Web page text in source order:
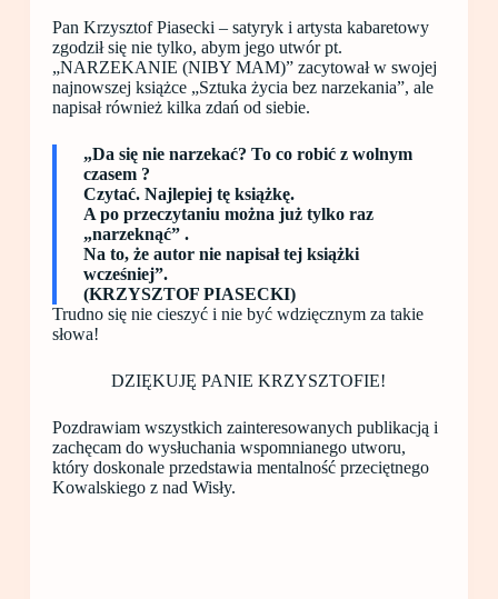
Pan Krzysztof Piasecki – satyryk i artysta kabaretowy
zgodził się nie tylko, abym jego utwór pt.
„NARZEKANIE (NIBY MAM)” zacytował w swojej
najnowszej książce „Sztuka życia bez narzekania”, ale
napisał również kilka zdań od siebie.
„Da się nie narzekać? To co robić z wolnym
czasem ?
Czytać. Najlepiej tę książkę.
A po przeczytaniu można już tylko raz
„narzeknąć” .
Na to, że autor nie napisał tej książki
wcześniej”.
(KRZYSZTOF PIASECKI)
Trudno się nie cieszyć i nie być wdzięcznym za takie
słowa!
DZIĘKUJĘ PANIE KRZYSZTOFIE!
Pozdrawiam wszystkich zainteresowanych publikacją i
zachęcam do wysłuchania wspomnianego utworu,
który doskonale przedstawia mentalność przeciętnego
Kowalskiego z nad Wisły.